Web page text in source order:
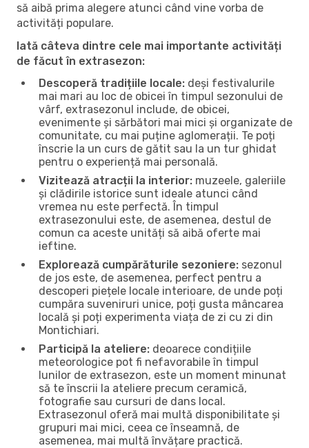
să aibă prima alegere atunci când vine vorba de
activități populare.
Iată câteva dintre cele mai importante activități
de făcut în extrasezon:
Descoperă tradițiile locale: deși festivalurile
mai mari au loc de obicei în timpul sezonului de
vârf, extrasezonul include, de obicei,
evenimente și sărbători mai mici și organizate de
comunitate, cu mai puține aglomerații. Te poți
înscrie la un curs de gătit sau la un tur ghidat
pentru o experiență mai personală.
Vizitează atracții la interior: muzeele, galeriile
și clădirile istorice sunt ideale atunci când
vremea nu este perfectă. În timpul
extrasezonului este, de asemenea, destul de
comun ca aceste unități să aibă oferte mai
ieftine.
Explorează cumpărăturile sezoniere: sezonul
de jos este, de asemenea, perfect pentru a
descoperi piețele locale interioare, de unde poți
cumpăra suveniruri unice, poți gusta mâncarea
locală și poți experimenta viața de zi cu zi din
Montichiari.
Participă la ateliere: deoarece condițiile
meteorologice pot fi nefavorabile în timpul
lunilor de extrasezon, este un moment minunat
să te înscrii la ateliere precum ceramică,
fotografie sau cursuri de dans local.
Extrasezonul oferă mai multă disponibilitate și
grupuri mai mici, ceea ce înseamnă, de
asemenea, mai multă învățare practică.